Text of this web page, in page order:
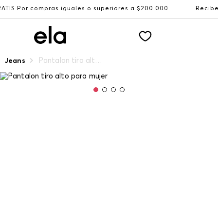
iguales o superiores a $200.000 Recibe: 15%OFF
Jeans Pantalon tiro alto para mujer